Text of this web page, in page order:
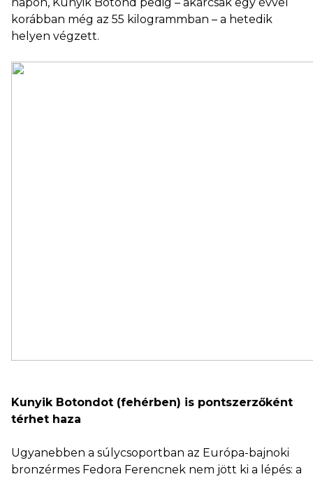
korábban még az 55 kilogrammban – a hetedik
helyen végzett.
Kunyik Botondot (fehérben) is pontszerzőként
térhet haza
Ugyanebben a súlycsoportban az Európa-bajnoki
bronzérmes Fedora Ferencnek nem jött ki a lépés: a